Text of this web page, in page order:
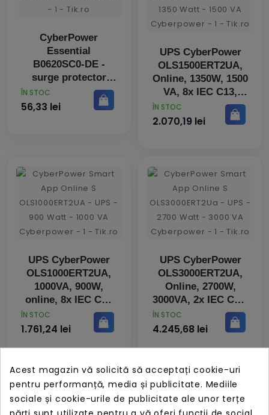
CyberPower
Essential
B0620SC0-DE -
surge protector
PRET
ÎN STOC
56,33 lei
UPS CyberPower
OLS1500ERT2UA,
Online, 1350W, 1500
VA, 8x IEC C13,
ecran LCD
PRET
ÎN STOC
2.070,19 lei
UPS CyberPower
OLS1000ERT2UA,
1000VA, 900W,
online, 8x IEC C13
PRET
ÎN STOC
1.761,24 lei
UPS CyberPower
OLS3000ERT2UA,
Online, 2700W,
3000VA, 2x IEC C19,
8x IEC C13, ecran
LCD, protectie
PRET
ÎN STOC
4.245,68 lei
Acest magazin vă solicită să acceptați cookie-uri
pentru performanță, media și publicitate. Mediile
sociale și cookie-urile de publicitate ale unor terțe